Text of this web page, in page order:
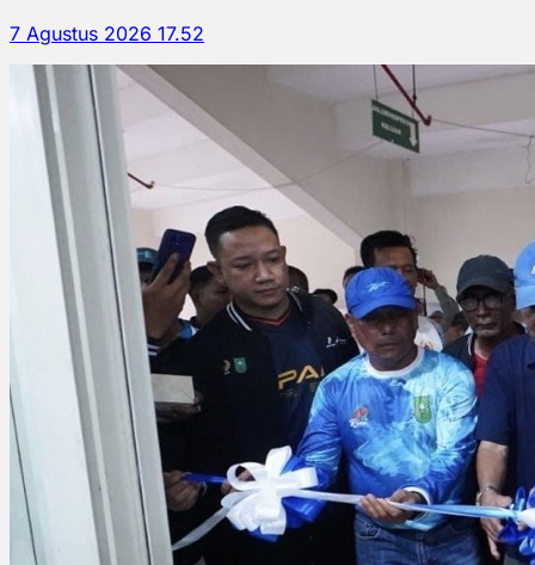
7 Agustus 2026 17.52